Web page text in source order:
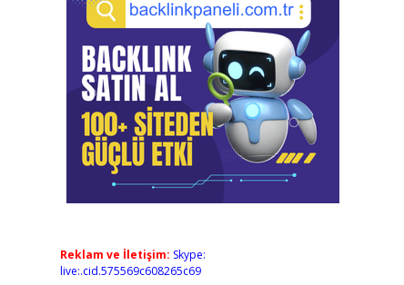
Reklam ve İletişim: Skype:
live:.cid.575569c608265c69